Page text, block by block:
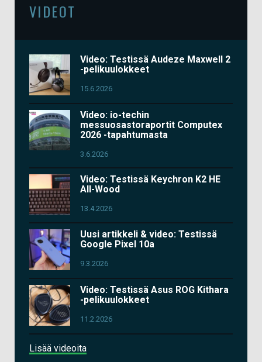
VIDEOT
Video: Testissä Audeze Maxwell 2
-pelikuulokkeet
15.6.2026
Video: io-techin
messuosastoraportit Computex
2026 -tapahtumasta
3.6.2026
Video: Testissä Keychron K2 HE
All-Wood
13.4.2026
Uusi artikkeli & video: Testissä
Google Pixel 10a
9.3.2026
Video: Testissä Asus ROG Kithara
-pelikuulokkeet
11.2.2026
Lisää videoita